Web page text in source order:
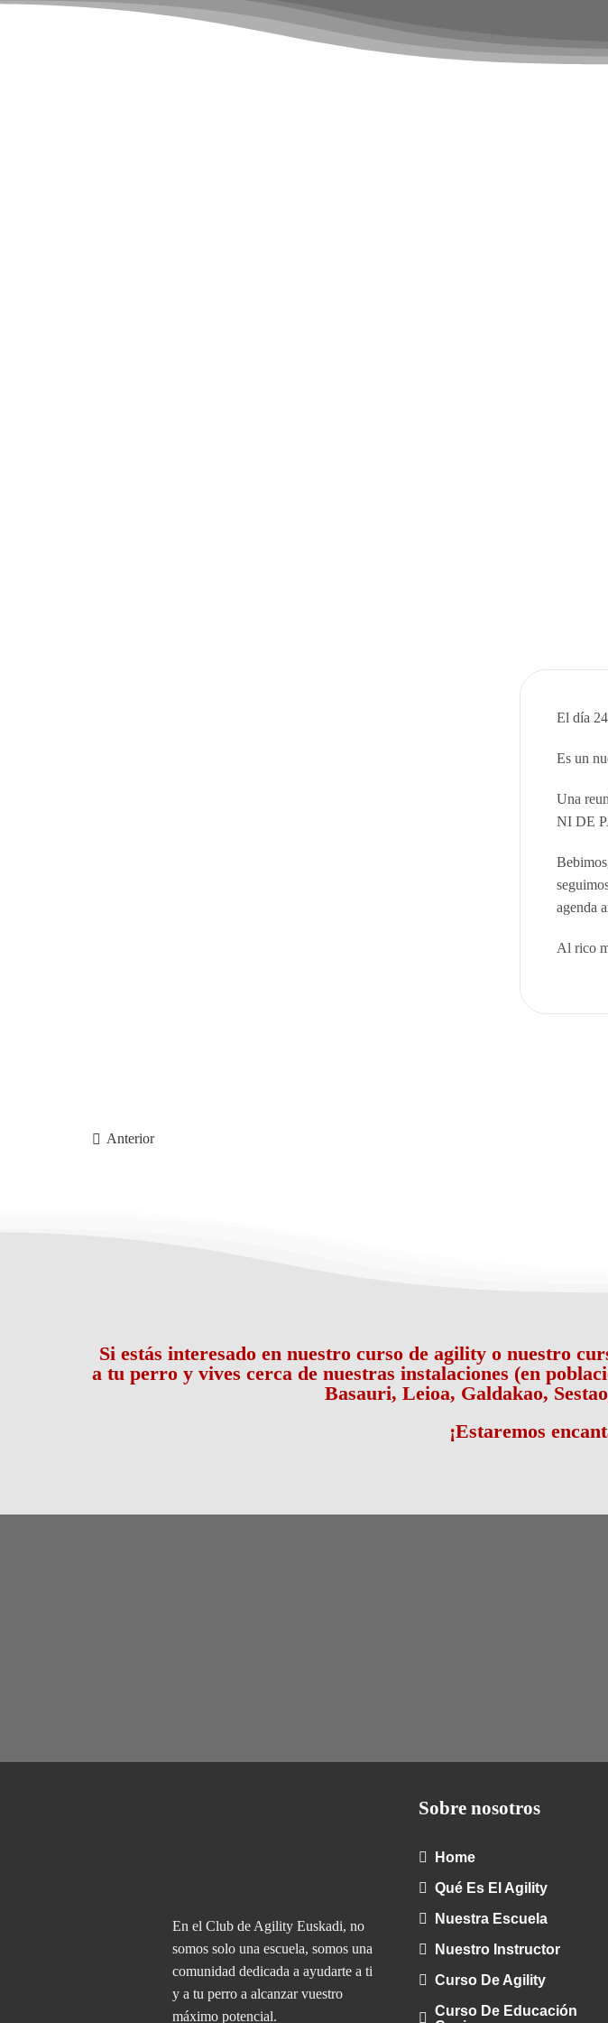
El día
Es un
Una
NI DE
agenda
Al rico
Anterior
Si estás interesado en nuestro curso de agility o nuestro
a tu perro y vives cerca de nuestras instalaciones (en
Basauri, Leioa, Galdakao,
¡Estaremos
En el Club de Agility Euskadi, no
somos solo una escuela, somos una
comunidad dedicada a ayudarte a ti
y a tu perro a alcanzar vuestro
máximo potencial.
Sobre nosotros
Home
Qué Es El Agility
Nuestra Escuela
Nuestro Instructor
Curso De Agility
Curso De Educación